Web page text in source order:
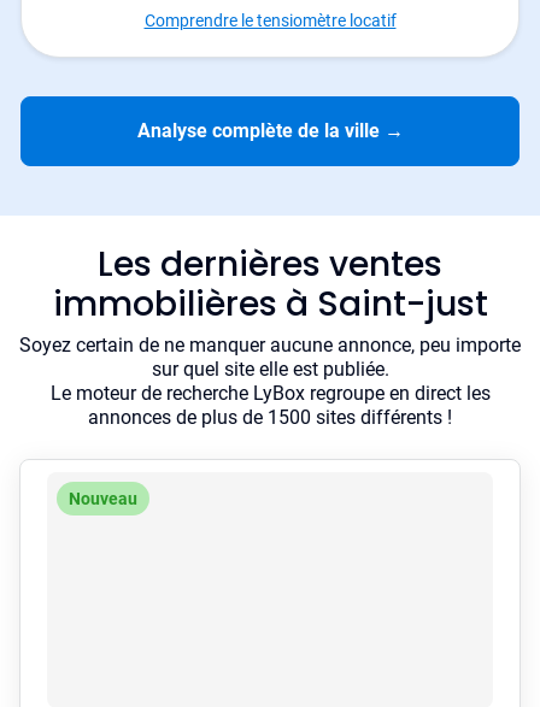
Comprendre le tensiomètre locatif
Analyse complète de la ville →
Les dernières ventes
immobilières à Saint-just
Soyez certain de ne manquer aucune annonce, peu importe
sur quel site elle est publiée.
Le moteur de recherche LyBox regroupe en direct les
annonces de plus de 1500 sites différents !
Nouveau